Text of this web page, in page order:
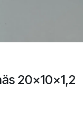
20x10x1,2